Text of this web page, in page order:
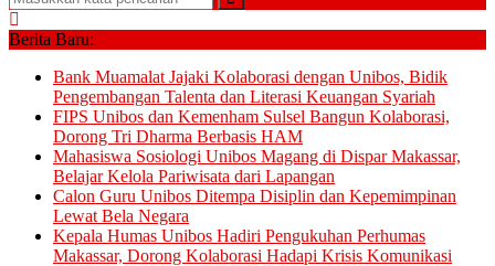
Berita Baru:
Bank Muamalat Jajaki Kolaborasi dengan Unibos, Bidik
Pengembangan Talenta dan Literasi Keuangan Syariah
FIPS Unibos dan Kemenham Sulsel Bangun Kolaborasi,
Dorong Tri Dharma Berbasis HAM
Mahasiswa Sosiologi Unibos Magang di Dispar Makassar,
Belajar Kelola Pariwisata dari Lapangan
Calon Guru Unibos Ditempa Disiplin dan Kepemimpinan
Lewat Bela Negara
Kepala Humas Unibos Hadiri Pengukuhan Perhumas
Makassar, Dorong Kolaborasi Hadapi Krisis Komunikasi